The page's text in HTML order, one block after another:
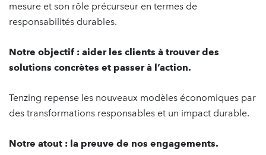
mesure et son rôle précurseur en termes de
responsabilités durables.
Notre objectif : aider les clients à trouver des
solutions concrètes et passer à l’action.
Tenzing repense les nouveaux modèles économiques par
des transformations responsables et un impact durable.
Notre atout : la preuve de nos engagements.